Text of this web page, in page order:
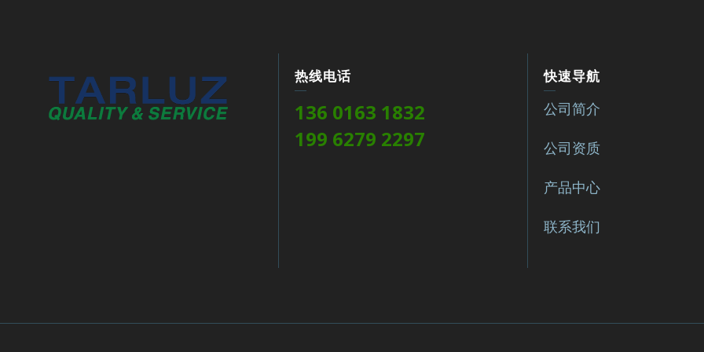
热线电话
136 0163 1832
199 6279 2297
快速导航
公司简介
公司资质
产品中心
联系我们